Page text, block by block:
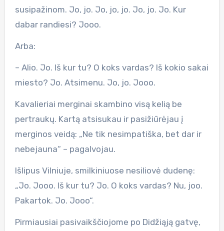
susipažinom. Jo, jo. Jo, jo, jo. Jo, jo. Jo. Kur
dabar randiesi? Jooo.
Arba:
– Alio. Jo. Iš kur tu? O koks vardas? Iš kokio sakai
miesto? Jo. Atsimenu. Jo, jo. Jooo.
Kavalieriai merginai skambino visą kelią be
pertraukų. Kartą atsisukau ir pasižiūrėjau į
merginos veidą: „Ne tik nesimpatiška, bet dar ir
nebejauna“ – pagalvojau.
Išlipus Vilniuje, smilkiniuose nesiliovė dudenę:
„Jo. Jooo. Iš kur tu? Jo. O koks vardas? Nu, joo.
Pakartok. Jo. Jooo“.
Pirmiausiai pasivaikščiojome po Didžiąją gatvę,